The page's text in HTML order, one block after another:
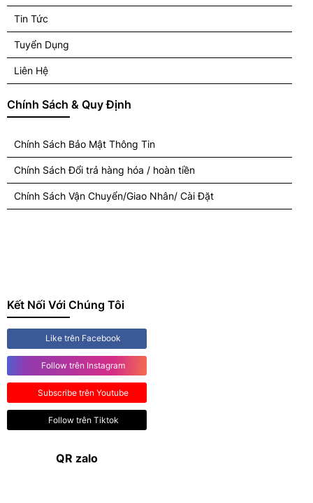
Tin Tức
Tuyển Dụng
Liên Hệ
Chính Sách & Quy Định
Chính Sách Bảo Mật Thông Tin
Chính Sách Đổi trả hàng hóa / hoàn tiền
Chính Sách Vận Chuyển/Giao Nhân/ Cài Đặt
Kết Nối Với Chúng Tôi
Like trên Facebook
Follow trên Instagram
Subscribe trên Youtube
Follow trên Tiktok
QR zalo